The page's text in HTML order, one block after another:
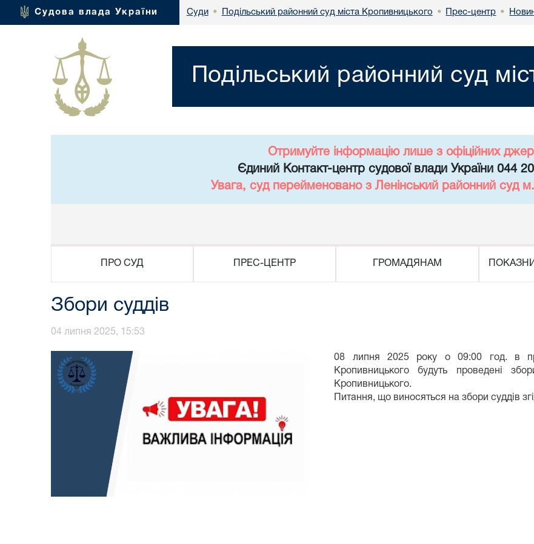
Судова влада України Суди • Подільський районний суд міста Кропивницького • Прес-центр •
Подільський районний суд
Отримуйте інформацію лише з офіційних
Єдиний Контакт-центр судової влади України 044
Увага, суд перейменовано з Ленінський районний суд
ПРО СУД ПРЕС-ЦЕНТР ГРОМАДЯНАМ
Збори суддів
04 липня 2025, 15:53
08 липня 2025 року о 09:00 год. в
Кропивницького будуть проведені
Кропивницького.
Питання, що виносяться на збори суддів